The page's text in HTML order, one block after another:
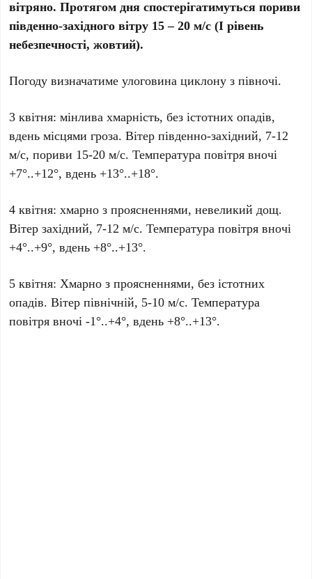
вітряно. Протягом дня спостерігатимуться пориви
південно-західного вітру 15 – 20 м/с (І рівень
небезпечності, жовтий).
Погоду визначатиме улоговина циклону з півночі.
3 квітня: мінлива хмарність, без істотних опадів,
вдень місцями гроза. Вітер південно-західний, 7-12
м/с, пориви 15-20 м/с. Температура повітря вночі
+7°..+12°, вдень +13°..+18°.
4 квітня: хмарно з проясненнями, невеликий дощ.
Вітер західний, 7-12 м/с. Температура повітря вночі
+4°..+9°, вдень +8°..+13°.
5 квітня: Хмарно з проясненнями, без істотних
опадів. Вітер північній, 5-10 м/с. Температура
повітря вночі -1°..+4°, вдень +8°..+13°.